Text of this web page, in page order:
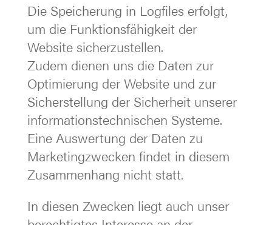
Die Speicherung in Logfiles erfolgt,
um die Funktionsfähigkeit der
Website sicherzustellen.
Zudem dienen uns die Daten zur
Optimierung der Website und zur
Sicherstellung der Sicherheit unserer
informationstechnischen Systeme.
Eine Auswertung der Daten zu
Marketingzwecken findet in diesem
Zusammenhang nicht statt.
In diesen Zwecken liegt auch unser